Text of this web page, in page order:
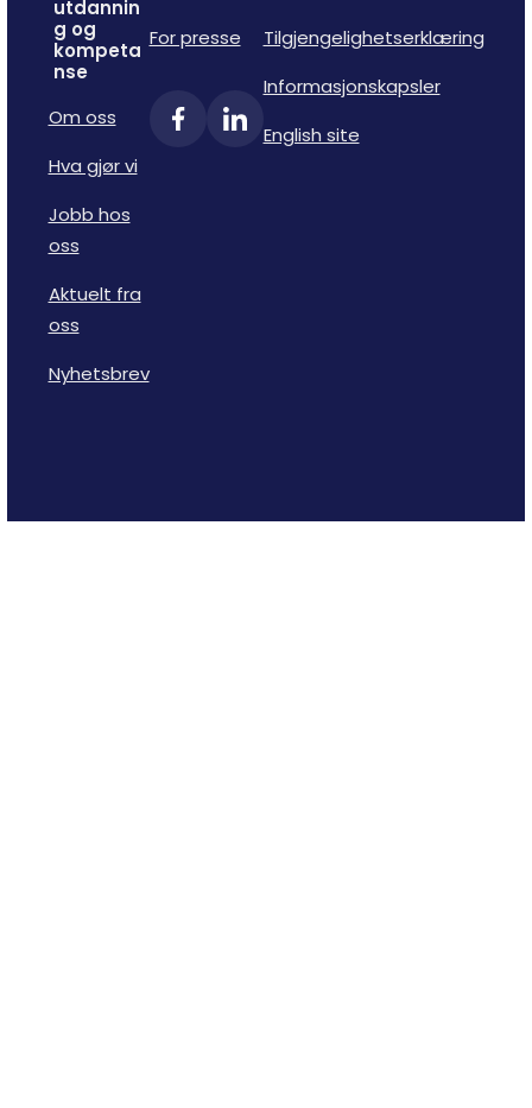
utdannin
g og
kompeta
nse
Om oss
Hva gjør vi
Jobb hos
oss
Aktuelt fra
oss
Nyhetsbrev
For presse
Tilgjengelighetserklæring
Informasjonskapsler
English site